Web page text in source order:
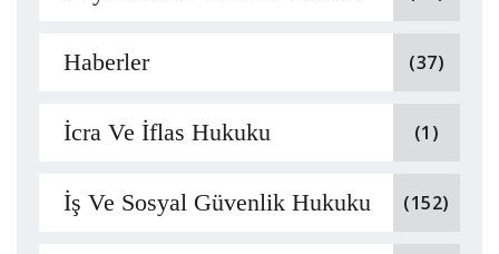
Haberler (37)
İcra Ve İflas Hukuku (1)
İş Ve Sosyal Güvenlik Hukuku (152)